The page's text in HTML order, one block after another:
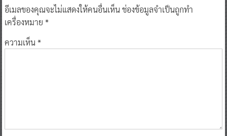
อีเมลของคุณจะไม่แสดงให้คนอื่นเห็นช่องข้อมูลจำเป็นถูกทำ
เครื่องหมาย *
ความเห็น*